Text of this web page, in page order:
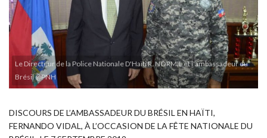
Le Directeur de la Police Nationale D'Haïti R. NORMIL et l'ambassadeur du
Brésil @PNH
DISCOURS DE L’AMBASSADEUR DU BRÉSIL EN HAÏTI,
FERNANDO VIDAL, À L’OCCASION DE LA FÊTE NATIONALE DU